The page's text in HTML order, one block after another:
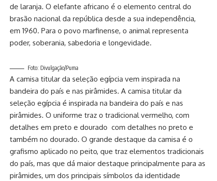
de laranja. O elefante africano é o elemento central do
brasão nacional da república desde a sua independência,
em 1960. Para o povo marfinense, o animal representa
poder, soberania, sabedoria e longevidade.
Foto: Divulgação/Puma
A camisa titular da seleção egípcia vem inspirada na
bandeira do país e nas pirâmides. A camisa titular da
seleção egípcia é inspirada na bandeira do país e nas
pirâmides. O uniforme traz o tradicional vermelho, com
detalhes em preto e dourado com detalhes no preto e
também no dourado. O grande destaque da camisa é o
grafismo aplicado no peito, que traz elementos tradicionais
do país, mas que dá maior destaque principalmente para as
pirâmides, um dos principais símbolos da identidade